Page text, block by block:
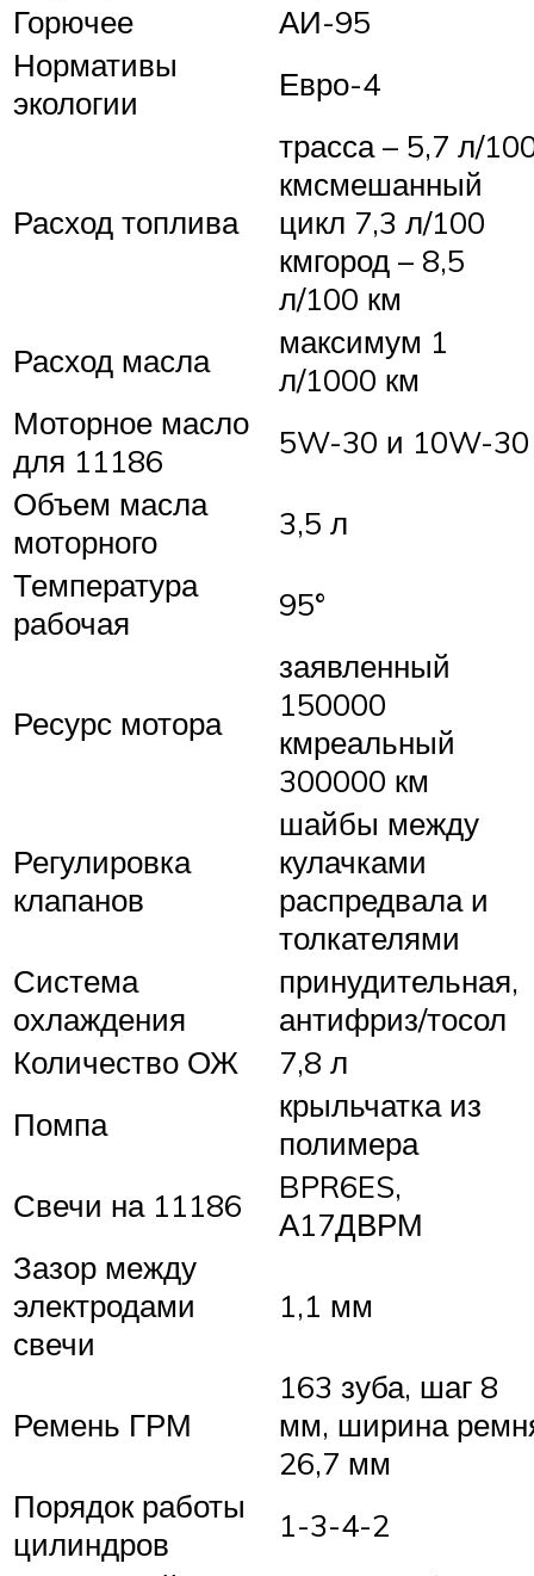
Горючее
АИ-95
Нормативы
экологии
Евро-4
Расход топлива
трасса – 5,7 л/
кмсмешанный
цикл 7,3 л/100
кмгород – 8,5
л/100 км
Расход масла
максимум 1
л/1000 км
Моторное масло
для 11186
5W-30 и 10W-30
Объем масла
моторного
3,5 л
Температура
рабочая
95°
Ресурс мотора
заявленный
150000
кмреальный
300000 км
Регулировка
клапанов
шайбы между
кулачками
распредвала и
толкателями
Система
охлаждения
принудительная,
антифриз/тосол
Количество ОЖ
7,8 л
Помпа
крыльчатка из
полимера
Свечи на 11186
BPR6ES,
А17ДВРМ
Зазор между
электродами
свечи
1,1 мм
Ремень ГРМ
163 зуба, шаг 8
мм, ширина
26,7 мм
Порядок работы
цилиндров
1-3-4-2